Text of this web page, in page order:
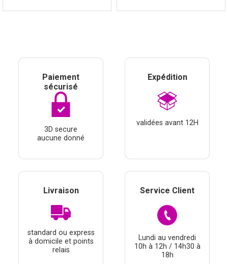
Paiement
sécurisé
3D secure
aucune donné
Expédition
validées avant 12H
Livraison
standard ou express
à domicile et points
relais
Service Client
Lundi au vendredi
10h à 12h / 14h30 à
18h